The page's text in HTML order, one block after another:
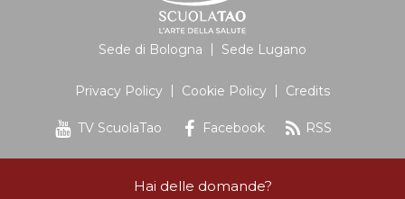
Sede di Bologna Sede Lugano
Privacy Policy Cookie Policy Credits
TV ScuolaTao Facebook RSS
Hai delle domande?